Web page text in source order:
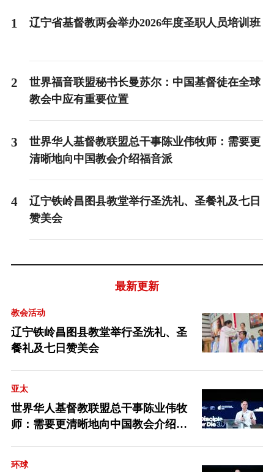
1 辽宁省基督教两会举办2026年度圣职人员培训班
2
世界福音联盟秘书长曼苏尔：中国基督徒在全球
教会中应有重要位置
3
世界华人基督教联盟总干事陈业伟牧师：需要更
清晰地向中国教会介绍福音派
4
辽宁铁岭昌图县教堂举行圣洗礼、圣餐礼及七日
赞美会
最新更新
教会活动
辽宁铁岭昌图县教堂举行圣洗礼、圣
餐礼及七日赞美会
亚太
世界华人基督教联盟总干事陈业伟牧
师：需要更清晰地向中国教会介绍福
环球